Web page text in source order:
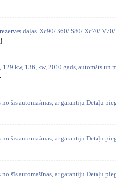
daļas. Xc90/ S60/ S80/ Xc70/
129 kw, 136, kw, 2010.gads, automāts un
no šīs automašīnas, ar garantiju Detaļu
no šīs automašīnas, ar garantiju Detaļu
no šīs automašīnas, ar garantiju Detaļu